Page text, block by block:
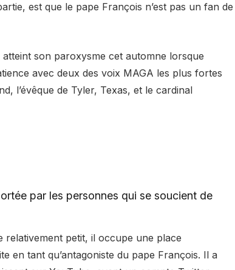
est que le pape François n’est pas un fan de
son paroxysme cet automne lorsque
avec deux des voix MAGA les plus fortes
l’évêque de Tyler, Texas, et le cardinal
par les personnes qui se soucient de
relativement petit, il occupe une place
en tant qu’antagoniste du pape François. Il a